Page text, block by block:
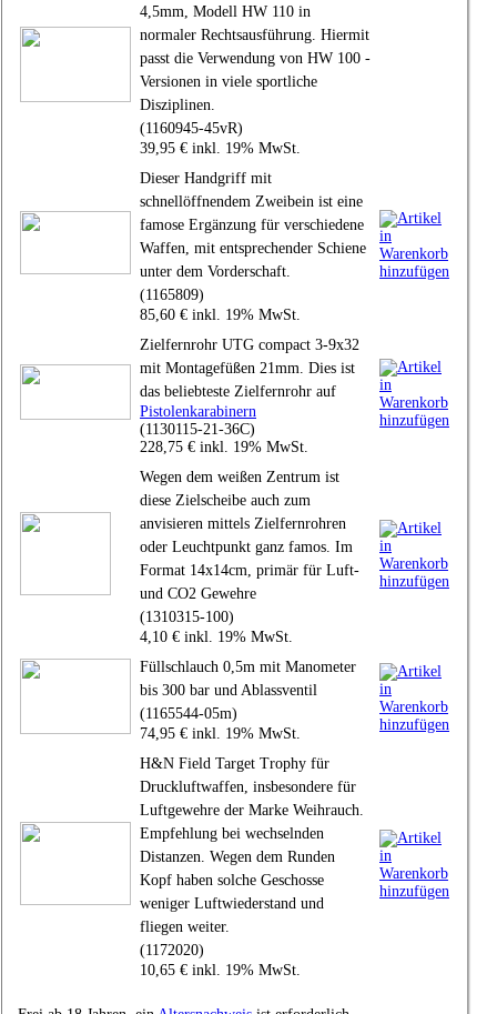
4,5mm, Modell HW 110 in
normaler Rechtsausführung. Hiermit
passt die Verwendung von HW 100 -
Versionen in viele sportliche
Disziplinen.
(1160945-45vR)
39,95 € inkl. 19% MwSt.
Dieser Handgriff mit
schnellöffnendem Zweibein ist eine
famose Ergänzung für verschiedene
Waffen, mit entsprechender Schiene
unter dem Vorderschaft.
(1165809)
85,60 € inkl. 19% MwSt.
Zielfernrohr UTG compact 3-9x32
mit Montagefüßen 21mm. Dies ist
das beliebteste Zielfernrohr auf
Pistolenkarabinern
(1130115-21-36C)
228,75 € inkl. 19% MwSt.
Wegen dem weißen Zentrum ist
diese Zielscheibe auch zum
anvisieren mittels Zielfernrohren
oder Leuchtpunkt ganz famos. Im
Format 14x14cm, primär für Luft-
und CO2 Gewehre
(1310315-100)
4,10 € inkl. 19% MwSt.
Füllschlauch 0,5m mit Manometer
bis 300 bar und Ablassventil
(1165544-05m)
74,95 € inkl. 19% MwSt.
H&N Field Target Trophy für
Druckluftwaffen, insbesondere für
Luftgewehre der Marke Weihrauch.
Empfehlung bei wechselnden
Distanzen. Wegen dem Runden
Kopf haben solche Geschosse
weniger Luftwiederstand und
fliegen weiter.
(1172020)
10,65 € inkl. 19% MwSt.